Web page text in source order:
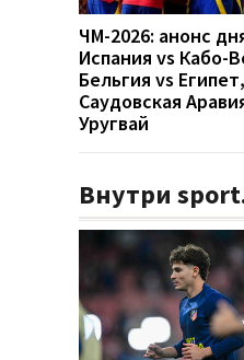
ЧМ-2026: анонс
Испания vs Кабо-
Бельгия vs Египет,
Саудовская
Уругвай
Внутри